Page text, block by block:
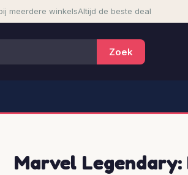
meerdere winkelsAltijd de beste deal
Marvel